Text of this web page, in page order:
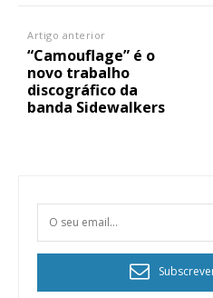
Artigo anterior
“Camouflage” é o
novo trabalho
discográfico da
banda Sidewalkers